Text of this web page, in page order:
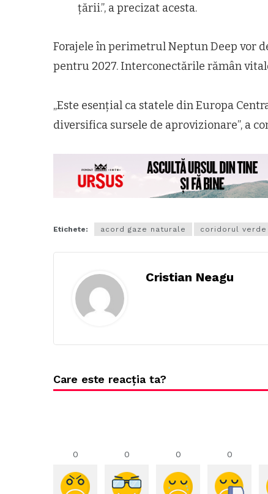
țării.”, a precizat acesta.
Forajele în perimetrul Neptun Deep vor
pentru 2027. Interconectările rămân
„Este esențial ca statele din Europa
diversifica sursele de aprovizionare”, a
Etichete: acord gaze naturale coridorul verde
Cristian Neagu
Care este reacția ta?
0 0 0 0